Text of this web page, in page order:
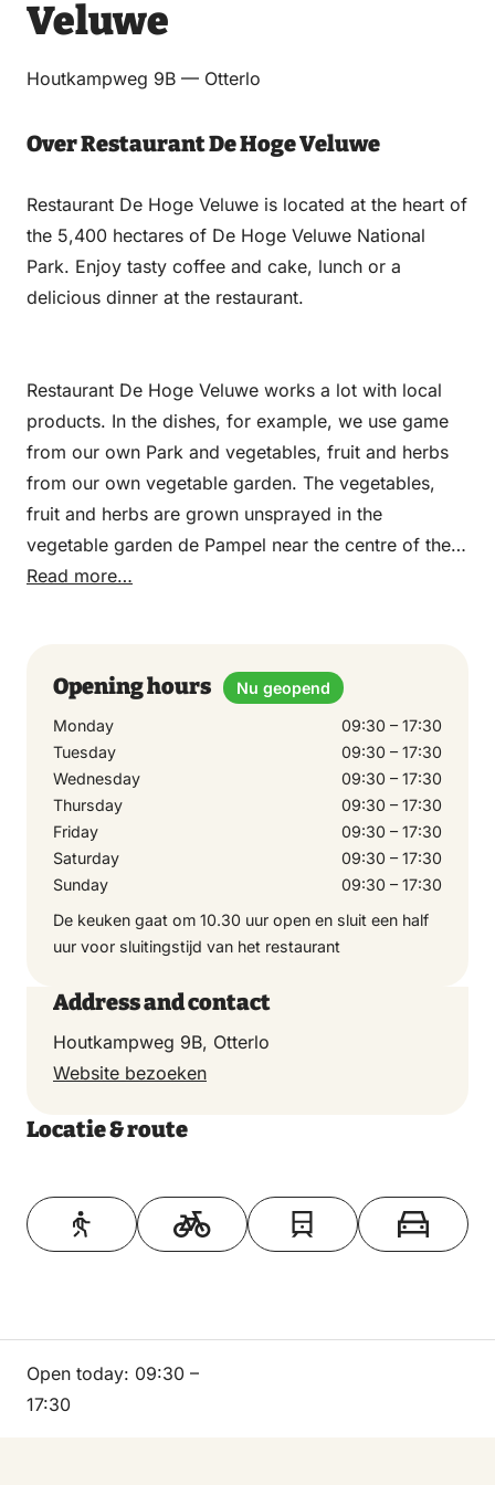
EmailWhatsApp
Veluwe
Houtkampweg 9B — Otterlo
Over Restaurant De Hoge Veluwe
Restaurant De Hoge Veluwe is located at the heart of
the 5,400 hectares of De Hoge Veluwe National
Park. Enjoy tasty coffee and cake, lunch or a
delicious dinner at the restaurant.
Restaurant De Hoge Veluwe works a lot with local
products. In the dishes, for example, we use game
from our own Park and vegetables, fruit and herbs
from our own vegetable garden. The vegetables,
fruit and herbs are grown unsprayed in the
vegetable garden de Pampel near the centre of the
Park.
Read more…
Opening hours
Nu geopend
Monday
09:30 – 17:30
Tuesday
09:30 – 17:30
Wednesday
09:30 – 17:30
Thursday
09:30 – 17:30
Friday
09:30 – 17:30
Saturday
09:30 – 17:30
Sunday
09:30 – 17:30
De keuken gaat om 10.30 uur open en sluit een half
uur voor sluitingstijd van het restaurant
Address and contact
Houtkampweg 9B, Otterlo
Website bezoeken
Locatie & route
Toon op kaart
Open today: 09:30 –
17:30